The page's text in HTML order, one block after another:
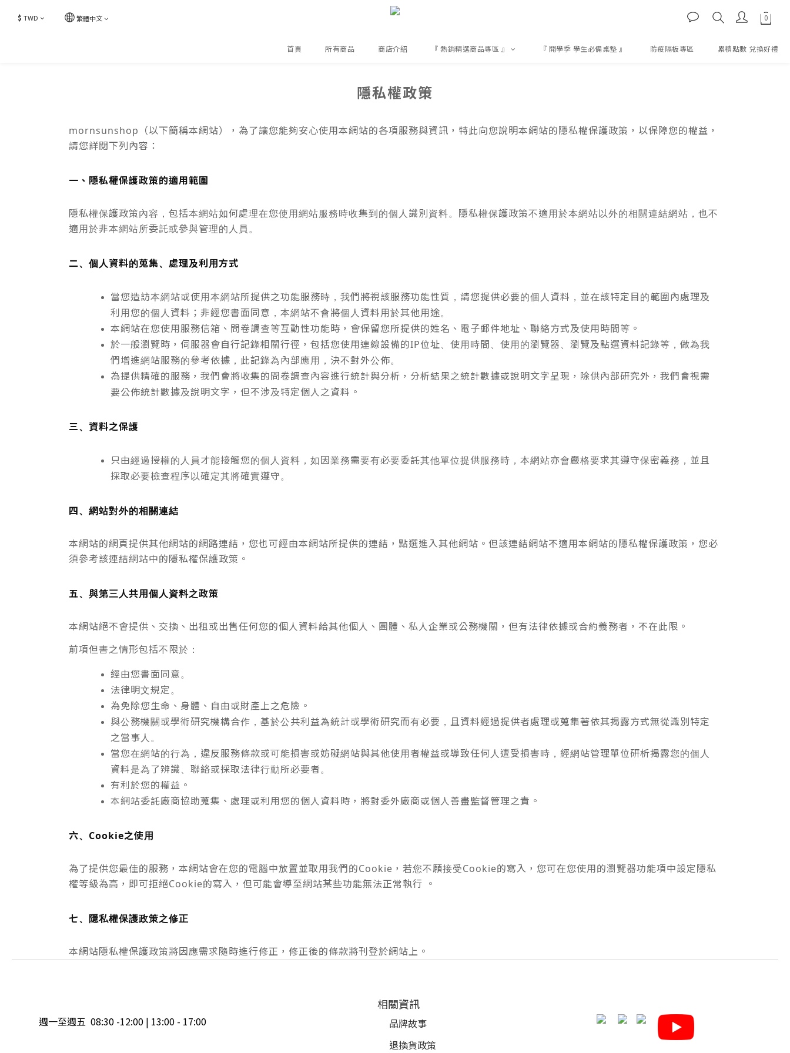
$ TWD 繁體中文
首頁 所有商品 商店介紹 『 熱銷精選商品專區 』 『 開學季 學生必備桌墊 』 防疫隔板專區 累積點數 兌換好禮
隱私權政策
mornsunshop（以下簡稱本網站），為了讓您能夠安心使用本網站的各項服務與資訊，特此向您說明本網站的隱私權保護政策，以保障您的權益，
請您詳閱下列內容：
一、隱私權保護政策的適用範圍
隱私權保護政策內容，包括本網站如何處理在您使用網站服務時收集到的個人識別資料。隱私權保護政策不適用於本網站以外的相關連結網站，也不
適用於非本網站所委託或參與管理的人員。
二、個人資料的蒐集、處理及利用方式
當您造訪本網站或使用本網站所提供之功能服務時，我們將視該服務功能性質，請您提供必要的個人資料，並在該特定目的範圍內處理及
利用您的個人資料；非經您書面同意，本網站不會將個人資料用於其他用途。
本網站在您使用服務信箱、問卷調查等互動性功能時，會保留您所提供的姓名、電子郵件地址、聯絡方式及使用時間等。
於一般瀏覽時，伺服器會自行記錄相關行徑，包括您使用連線設備的IP位址、使用時間、使用的瀏覽器、瀏覽及點選資料記錄等，做為我
們增進網站服務的參考依據，此記錄為內部應用，決不對外公佈。
為提供精確的服務，我們會將收集的問卷調查內容進行統計與分析，分析結果之統計數據或說明文字呈現，除供內部研究外，我們會視需
要公佈統計數據及說明文字，但不涉及特定個人之資料。
三、資料之保護
只由經過授權的人員才能接觸您的個人資料，如因業務需要有必要委託其他單位提供服務時，本網站亦會嚴格要求其遵守保密義務，並且
採取必要檢查程序以確定其將確實遵守。
四、網站對外的相關連結
本網站的網頁提供其他網站的網路連結，您也可經由本網站所提供的連結，點選進入其他網站。但該連結網站不適用本網站的隱私權保護政策，您必
須參考該連結網站中的隱私權保護政策。
五、與第三人共用個人資料之政策
本網站絕不會提供、交換、出租或出售任何您的個人資料給其他個人、團體、私人企業或公務機關，但有法律依據或合約義務者，不在此限。
前項但書之情形包括不限於：
經由您書面同意。
法律明文規定。
為免除您生命、身體、自由或財產上之危險。
與公務機關或學術研究機構合作，基於公共利益為統計或學術研究而有必要，且資料經過提供者處理或蒐集著依其揭露方式無從識別特定
之當事人。
當您在網站的行為，違反服務條款或可能損害或妨礙網站與其他使用者權益或導致任何人遭受損害時，經網站管理單位研析揭露您的個人
資料是為了辨識、聯絡或採取法律行動所必要者。
有利於您的權益。
本網站委託廠商協助蒐集、處理或利用您的個人資料時，將對委外廠商或個人善盡監督管理之責。
六、Cookie之使用
為了提供您最佳的服務，本網站會在您的電腦中放置並取用我們的Cookie，若您不願接受Cookie的寫入，您可在您使用的瀏覽器功能項中設定隱私
權等級為高，即可拒絕Cookie的寫入，但可能會導至網站某些功能無法正常執行 。
七、隱私權保護政策之修正
本網站隱私權保護政策將因應需求隨時進行修正，修正後的條款將刊登於網站上。
週一至週五 08:30 -12:00 | 13:00 - 17:00
相關資訊
品牌故事
退換貨政策